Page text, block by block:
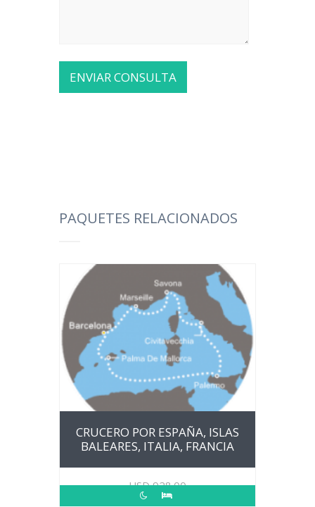
PAQUETES RELACIONADOS
CRUCERO POR ESPAÑA, ISLAS
BALEARES, ITALIA, FRANCIA
USD928.00